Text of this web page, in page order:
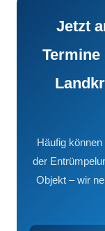
Jetzt
Häufig
der
Objekt – wir